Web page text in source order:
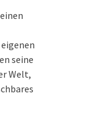
seine
Welt,